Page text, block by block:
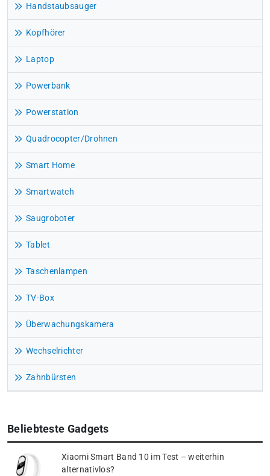
Handstaubsauger
Kopfhörer
Laptop
Powerbank
Powerstation
Quadrocopter/Drohnen
Smart Home
Smartwatch
Saugroboter
Tablet
Taschenlampen
TV-Box
Überwachungskamera
Wechselrichter
Zahnbürsten
Beliebteste Gadgets
Xiaomi Smart Band 10 im Test – weiterhin
alternativlos?